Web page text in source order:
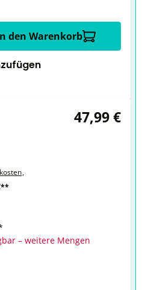
den Warenkorb
47,99 €
,
– weitere Mengen